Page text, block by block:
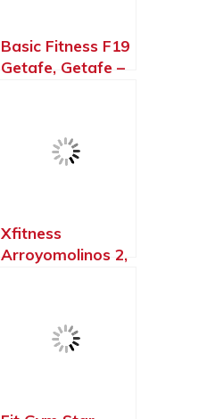
Basic Fitness F19
Getafe, Getafe –
Xfitness
Arroyomolinos 2,